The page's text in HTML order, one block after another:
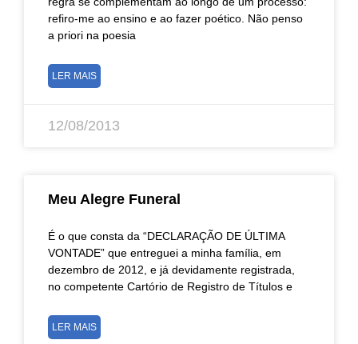
refiro-me ao ensino e ao fazer poético. Não penso
a priori na poesia
LER MAIS
12/08/2013
Meu Alegre Funeral
É o que consta da “DECLARAÇÃO DE ÚLTIMA
VONTADE” que entreguei a minha família, em
dezembro de 2012, e já devidamente registrada,
no competente Cartório de Registro de Títulos e
LER MAIS